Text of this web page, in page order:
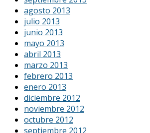
agosto 2013
julio 2013
junio 2013
mayo 2013
abril 2013
marzo 2013
febrero 2013
enero 2013
diciembre 2012
noviembre 2012
octubre 2012
septiembre 2012